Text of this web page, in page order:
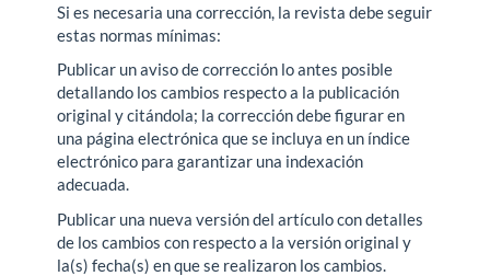
Si es necesaria una corrección, la revista debe seguir
estas normas mínimas:
Publicar un aviso de corrección lo antes posible
detallando los cambios respecto a la publicación
original y citándola; la corrección debe figurar en
una página electrónica que se incluya en un índice
electrónico para garantizar una indexación
adecuada.
Publicar una nueva versión del artículo con detalles
de los cambios con respecto a la versión original y
la(s) fecha(s) en que se realizaron los cambios.